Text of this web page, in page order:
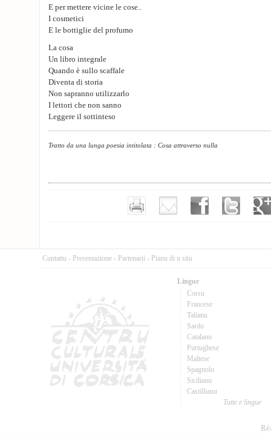
E per mettere vicine le cose..
I cosmetici
E le bottiglie del profumo
La cosa
Un libro integrale
Quando è sullo scaffale
Diventa di storia
Non sapranno utilizzarlo
I lettori che non sanno
Leggere il sottinteso
Tratto da una lunga poesia intitolata : Cosa attraverso nulla
Cuntattu - Presentazione - Partenarii - Pianu di u situ
Lingue
Corsu
Francese
Talianu
Sardu
Catalanu
Purtughese
Maltese
Spagnolu
Sicilianu
Castillianu
Tutte e lingue